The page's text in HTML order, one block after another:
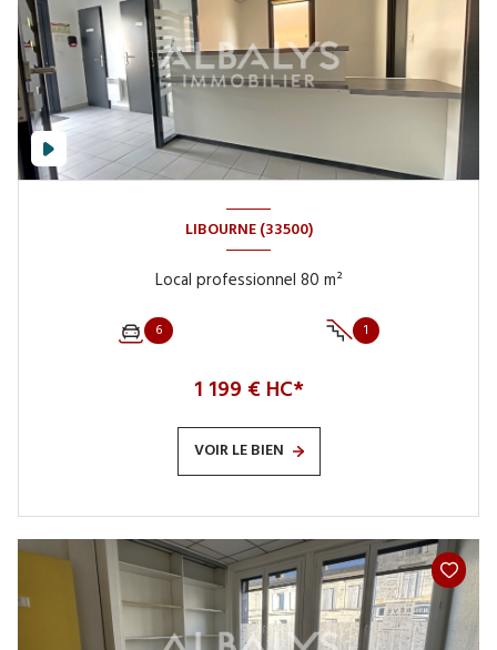
LIBOURNE (33500)
Local professionnel 80 m²
6 1
1 199 € HC*
VOIR LE BIEN